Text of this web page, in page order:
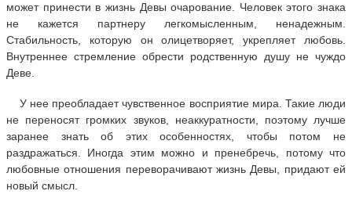
может принести в жизнь Девы очарование. Человек этого знака
не кажется партнеру легкомысленным, ненадежным.
Стабильность, которую он олицетворяет, укрепляет любовь.
Внутреннее стремление обрести родственную душу не чуждо
Деве.
У нее преобладает чувственное восприятие мира. Такие люди
не переносят громких звуков, неаккуратности, поэтому лучше
заранее знать об этих особенностях, чтобы потом не
раздражаться. Иногда этим можно и пренебречь, потому что
любовные отношения переворачивают жизнь Девы, придают ей
новый смысл.